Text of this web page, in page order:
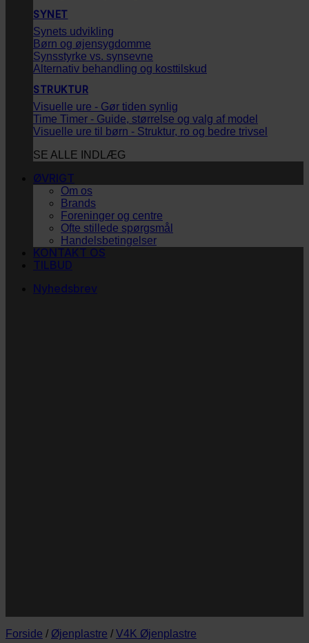
SYNET
Synets udvikling
Børn og øjensygdomme
Synsstyrke vs. synsevne
Alternativ behandling og kosttilskud
STRUKTUR
Visuelle ure - Gør tiden synlig
Time Timer - Guide, størrelse og valg af model
Visuelle ure til børn - Struktur, ro og bedre trivsel
SE ALLE INDLÆG
ØVRIGT
Om os
Brands
Foreninger og centre
Ofte stillede spørgsmål
Handelsbetingelser
KONTAKT OS
TILBUD
Nyhedsbrev
Forside / Øjenplastre / V4K Øjenplastre